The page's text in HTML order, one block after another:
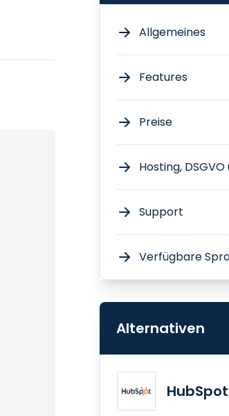
Allgemeines
Features
Preise
Hosting,
Support
Verfügbare
Alternativen
HubSpot